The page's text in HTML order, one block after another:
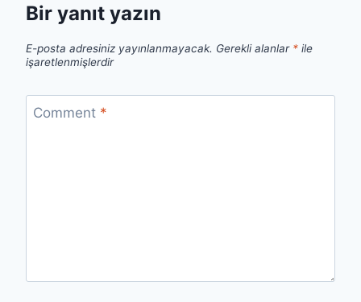
Bir yanıt yazın
E-posta adresiniz yayınlanmayacak. Gerekli alanlar * ile
işaretlenmişlerdir
Comment *